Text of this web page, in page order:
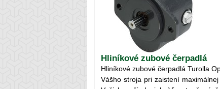
Hliníkové zubové čerpadlá
Hliníkové zubové čerpadlá Turolla
Vášho stroja pri zaistení